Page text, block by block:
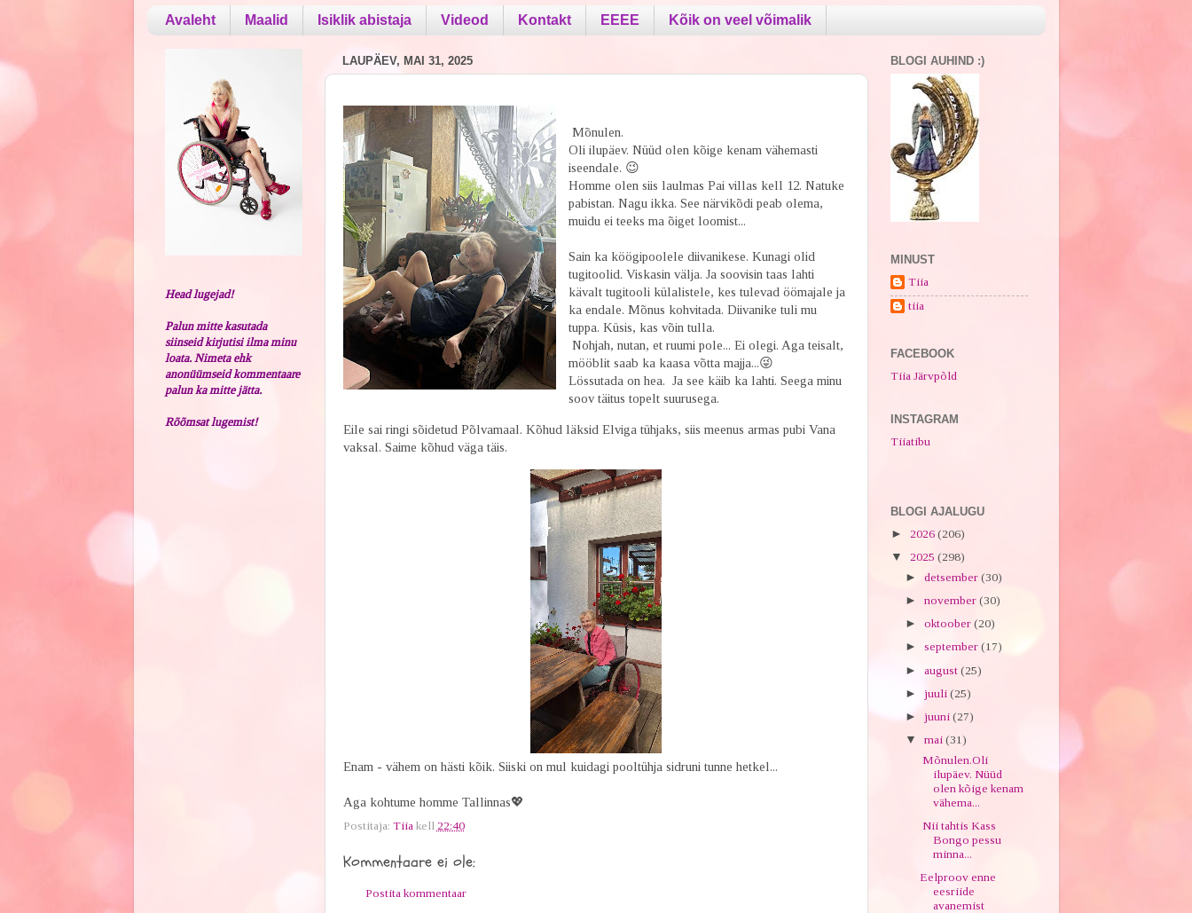
Avaleht Maalid Isiklik abistaja Videod Kontakt EEEE Kõik on veel võimalik
LAUPÄEV, MAI 31, 2025
Mõnulen.
Oli ilupäev. Nüüd olen kõige kenam vähemasti
iseendale. 😉
Homme olen siis laulmas Pai villas kell 12. Natuke
pabistan. Nagu ikka. See närvikõdi peab olema,
muidu ei teeks ma õiget loomist...
Sain ka köögipoolele diivanikese. Kunagi olid
tugitoolid. Viskasin välja. Ja soovisin taas lahti
kävalt tugitooli külalistele, kes tulevad öömajale ja
ka endale. Mõnus kohvitada. Diivanike tuli mu
tuppa. Küsis, kas võin tulla.
Nohjah, nutan, et ruumi pole... Ei olegi. Aga teisalt,
mööblit saab ka kaasa võtta majja...😜
Lössutada on hea. Ja see käib ka lahti. Seega minu
soov täitus topelt suurusega.
Eile sai ringi sõidetud Põlvamaal. Kõhud läksid Elviga tühjaks, siis meenus armas pubi Vana
vaksal. Saime kõhud väga täis.
Enam - vähem on hästi kõik. Siiski on mul kuidagi pooltühja sidruni tunne hetkel...
Aga kohtume homme Tallinnas💖
Postitaja: Tiia kell 22:40
Kommentaare ei ole:
Postita kommentaar
Head lugejad!
Palun mitte kasutada
siinseid kirjutisi ilma minu
loata. Nimeta ehk
anonüümseid kommentaare
palun ka mitte jätta.
Rõõmsat lugemist!
BLOGI AUHIND :)
MINUST
Tiia
tiia
FACEBOOK
Tiia Järvpõld
INSTAGRAM
Tiiatibu
BLOGI AJALUGU
► 2026 (206)
▼ 2025 (298)
► detsember (30)
► november (30)
► oktoober (20)
► september (17)
► august (25)
► juuli (25)
► juuni (27)
▼ mai (31)
Mõnulen.Oli
ilupäev. Nüüd
olen kõige kenam
vähema...
Nii tahtis Kass
Bongo pessu
minna...
Eelproov enne
eesriide
avanemist